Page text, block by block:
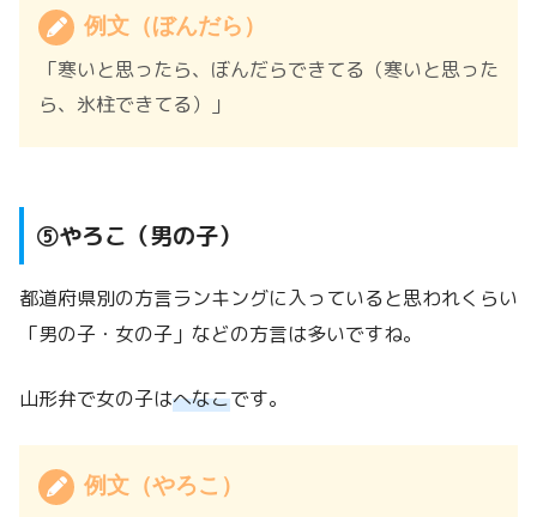
例文（ぼんだら）
「寒いと思ったら、ぼんだらできてる（寒いと思った
ら、氷柱できてる）」
⑤やろこ（男の子）
都道府県別の方言ランキングに入っていると思われくらい
「男の子・女の子」などの方言は多いですね。
山形弁で女の子はへなこです。
例文（やろこ）